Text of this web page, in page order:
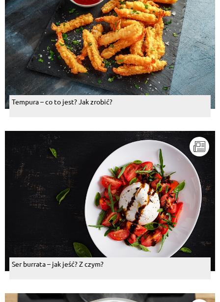
Tempura – co to jest? Jak zrobić?
Ser burrata – jak jeść? Z czym?